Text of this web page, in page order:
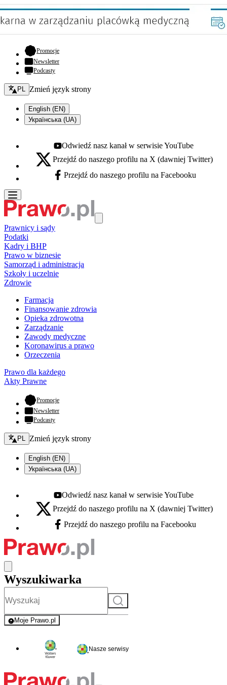
Promocje- otwiera się w nowej karcie
Newsletter
Podcasty
Zmień język - bieżący:
PL Zmień język strony
English (EN)
Українська (UA)
Youtube - otwiera się w nowej karcie
Odwiedź nasz kanał w serwisie YouTube
X - otwiera się w nowej karcie
Przejdź do naszego profilu na X (dawniej Twitter)
Facebook - otwiera się w nowej karcie
Przejdź do naszego profilu na Facebooku
Prawnicy i sądy
Podatki
Kadry i BHP
Prawo w biznesie
Samorząd i administracja
Szkoły i uczelnie
Zdrowie
Farmacja
Finansowanie zdrowia
Opieka zdrowotna
Zarządzanie
Zawody medyczne
Koronawirus a prawo
Orzeczenia
Prawo dla każdego
Akty Prawne
Promocje- otwiera się w nowej karcie
Newsletter
Podcasty
Zmień język - bieżący:
PL Zmień język strony
English (EN)
Українська (UA)
Youtube - otwiera się w nowej karcie
Odwiedź nasz kanał w serwisie YouTube
X - otwiera się w nowej karcie
Przejdź do naszego profilu na X (dawniej Twitter)
Facebook - otwiera się w nowej karcie
Przejdź do naszego profilu na Facebooku
Wyszukiwarka
Szukaj
Moje Prawo.pl
- rejestracja i logowanie do serwisu
Nasze serwisy